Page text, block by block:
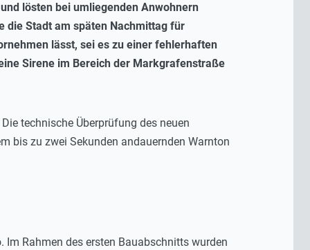
lösten bei umliegenden Anwohnern
die Stadt am späten Nachmittag für
lässt, sei es zu einer fehlerhaften
Sirene im Bereich der Markgrafenstraße
technische Überprüfung des neuen
bis zu zwei Sekunden andauernden Warnton
Rahmen des ersten Bauabschnitts wurden